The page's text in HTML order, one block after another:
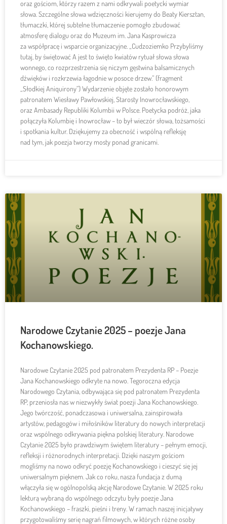
oraz gościom, którzy razem z nami odkrywali poetycki wymiar
słowa. Szczególne słowa wdzięczności kierujemy do Beaty Kiersztan,
tłumaczki, której subtelne tłumaczenie pomogło zbudować
atmosferę dialogu oraz do Muzeum im. Jana Kasprowicza
za współpracę i wsparcie organizacyjne. „Cudzoziemko Przybyliśmy
tutaj, by świętować A jest to święto kwiatów rytuał słowa słowa
wonnego, co rozprzestrzenia się niczym gęstwina balsamicznych
dźwięków i rozkrzewia łagodnie w posoce drzew.” (fragment
„Słodkiej Aniquirony”) Wydarzenie objęte zostało honorowym
patronatem Wiesławy Pawłowskiej, Starosty Inowrocławskiego,
oraz Ambasady Republiki Kolumbii w Polsce. Poetycka podróż, jaka
połączyła Kolumbię i Inowrocław – to był wieczór słowa, tożsamości
i spotkania kultur. Dziękujemy za obecność i wspólną refleksję
nad tym, jak poezja tworzy mosty ponad granicami.
Narodowe Czytanie 2025 – poezje Jana
Kochanowskiego.
Narodowe Czytanie 2025 pod patronatem Prezydenta RP – Poezje
Jana Kochanowskiego odkryte na nowo. Tegoroczna edycja
Narodowego Czytania, odbywająca się pod patronatem Prezydenta
RP, przeniosła nas w niezwykły świat poezji Jana Kochanowskiego.
Jego twórczość, ponadczasowa i uniwersalna, zainspirowała
artystów, pedagogów i miłośników literatury do nowych interpretacji
oraz wspólnego odkrywania piękna polskiej literatury. Narodowe
Czytanie 2025 było prawdziwym świętem literatury – pełnym emocji,
refleksji i różnorodnych interpretacji. Dzięki naszym gościom
mogliśmy na nowo odkryć poezję Kochanowskiego i cieszyć się jej
uniwersalnym pięknem. Jak co roku, nasza fundacja z dumą
włączyła się w ogólnopolską akcję Narodowe Czytanie. W 2025 roku
lekturą wybraną do wspólnego odczytu były poezje Jana
Kochanowskiego – fraszki, pieśni i treny. W ramach naszej inicjatywy
przygotowaliśmy serię nagrań filmowych, w których różne osoby